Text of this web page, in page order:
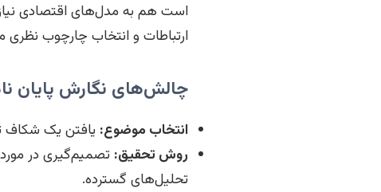
است هم به مدل‌های اقتصادی
ارتباطات و انتخاب چارچوب
چالش‌های نگارش پایان
انتخاب موضوع: یافتن یک شکاف
روش تحقیق: تصمیم‌گیری در
تحلیل‌های گسترده.